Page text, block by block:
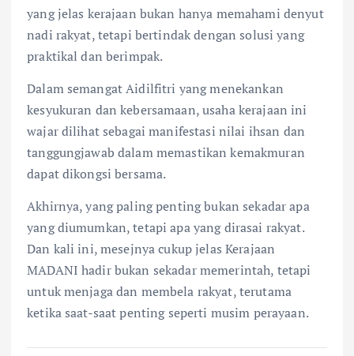
yang jelas kerajaan bukan hanya memahami denyut
nadi rakyat, tetapi bertindak dengan solusi yang
praktikal dan berimpak.
Dalam semangat Aidilfitri yang menekankan
kesyukuran dan kebersamaan, usaha kerajaan ini
wajar dilihat sebagai manifestasi nilai ihsan dan
tanggungjawab dalam memastikan kemakmuran
dapat dikongsi bersama.
Akhirnya, yang paling penting bukan sekadar apa
yang diumumkan, tetapi apa yang dirasai rakyat.
Dan kali ini, mesejnya cukup jelas Kerajaan
MADANI hadir bukan sekadar memerintah, tetapi
untuk menjaga dan membela rakyat, terutama
ketika saat-saat penting seperti musim perayaan.